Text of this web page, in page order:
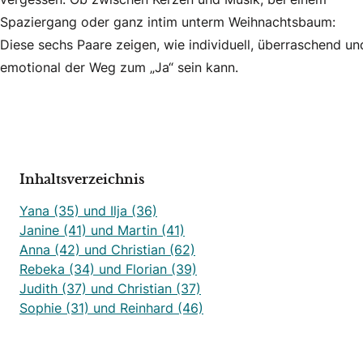
Spaziergang oder ganz intim unterm Weihnachtsbaum:
Diese sechs Paare zeigen, wie individuell, überraschend
emotional der Weg zum „Ja“ sein kann.
Inhaltsverzeichnis
Yana (35) und Ilja (36)
Janine (41) und Martin (41)
Anna (42) und Christian (62)
Rebeka (34) und Florian (39)
Judith (37) und Christian (37)
Sophie (31) und Reinhard (46)